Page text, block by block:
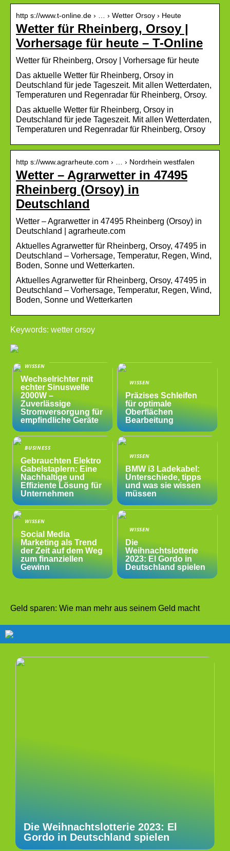
http s://www.t-online.de › … › Wetter Orsoy › Heute
Wetter für Rheinberg, Orsoy |
Vorhersage für heute – T-Online
Wetter für Rheinberg, Orsoy | Vorhersage für heute
Das aktuelle Wetter für Rheinberg, Orsoy in
Deutschland für jede Tageszeit. Mit allen Wetterdaten,
Temperaturen und Regenradar für Rheinberg, Orsoy.
Das aktuelle Wetter für Rheinberg, Orsoy in
Deutschland für jede Tageszeit. Mit allen Wetterdaten,
Temperaturen und Regenradar für Rheinberg, Orsoy
http s://www.agrarheute.com › … › Nordrhein westfalen
Wetter – Agrarwetter in 47495
Rheinberg (Orsoy) in
Deutschland
Wetter – Agrarwetter in 47495 Rheinberg (Orsoy) in
Deutschland | agrarheute.com
Aktuelles Agrarwetter für Rheinberg, Orsoy, 47495 in
Deutschland – Vorhersage, Temperatur, Regen, Wind,
Boden, Sonne und Wetterkarten.
Aktuelles Agrarwetter für Rheinberg, Orsoy, 47495 in
Deutschland – Vorhersage, Temperatur, Regen, Wind,
Boden, Sonne und Wetterkarten
Keywords: wetter orsoy
WISSEN
Wechselrichter mit
echter Sinuswelle
2000W –
Zuverlässige
Stromversorgung für
empfindliche Geräte
WISSEN
Präzises Schleifen
für optimale
Oberflächen
Bearbeitung
BUSINESS
Gebrauchten Elektro
Gabelstaplern: Eine
Nachhaltige und
Effiziente Lösung für
Unternehmen
WISSEN
BMW i3 Ladekabel:
Unterschiede, tipps
und was sie wissen
müssen
WISSEN
Social Media
Marketing als Trend
der Zeit auf dem Weg
zum finanziellen
Gewinn
WISSEN
Die
Weihnachtslotterie
2023: El Gordo in
Deutschland spielen
Geld sparen: Wie man mehr aus seinem Geld macht
Die Weihnachtslotterie 2023: El
Gordo in Deutschland spielen